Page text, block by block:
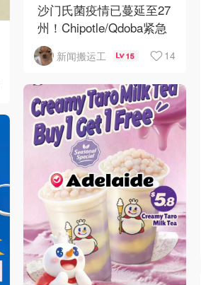
沙门氏菌疫情已蔓延至27
州！Chipotle/Qdoba紧急
下架辣椒
新闻搬运工 15 14